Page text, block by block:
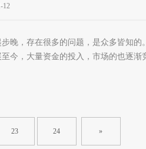
12
晚，存在很多的问题，是众多皆知的
至今，大量资金的投入，市场的也逐渐
大，企业在扩展市场时，需先考虑到一
23 24 »